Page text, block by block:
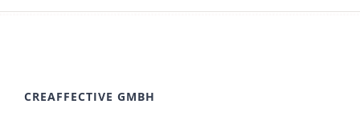
CREAFFECTIVE GMBH